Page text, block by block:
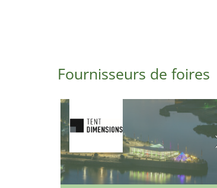
Fournisseurs de foires